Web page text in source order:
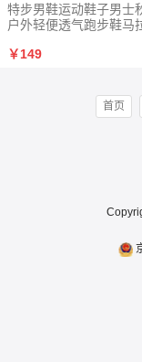
特步男鞋运动鞋子男士
户外轻便透气跑步鞋马
中考体育专用鞋潮流男
磨休闲鞋旅游鞋 黑红-
￥149
首页